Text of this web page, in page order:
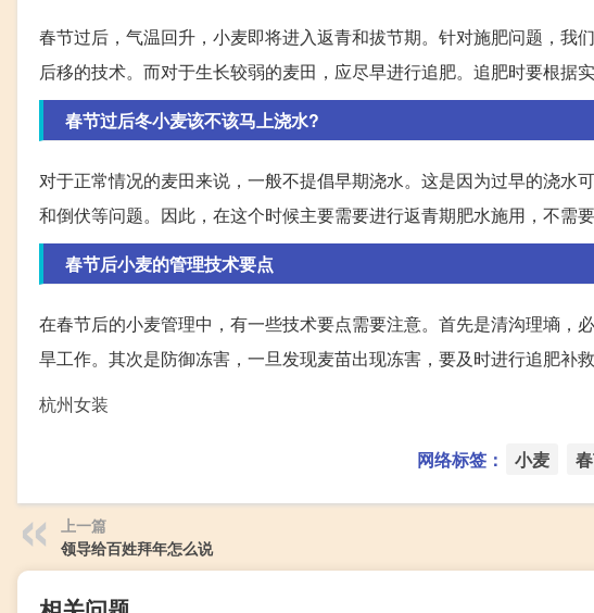
春节过后，气温回升，小麦即将进入返青和拔节期。针对施肥问题，我
后移的技术。而对于生长较弱的麦田，应尽早进行追肥。追肥时要根据
春节过后冬小麦该不该马上浇水?
对于正常情况的麦田来说，一般不提倡早期浇水。这是因为过早的浇水
和倒伏等问题。因此，在这个时候主要需要进行返青期肥水施用，不需
春节后小麦的管理技术要点
在春节后的小麦管理中，有一些技术要点需要注意。首先是清沟理墒，
旱工作。其次是防御冻害，一旦发现麦苗出现冻害，要及时进行追肥补
杭州女装
网络标签： 小麦
上一篇
领导给百姓拜年怎么说